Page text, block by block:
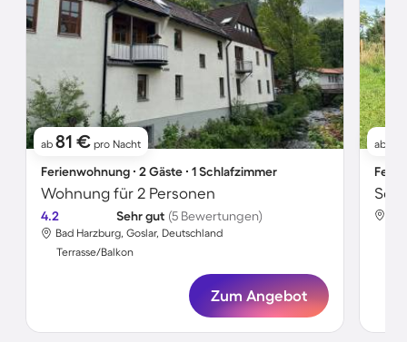
ab 81 € pro Nacht
Ferienwohnung ∙ 2 Gäste ∙ 1 Schlafzimmer
Wohnung für 2 Personen
4.2 Sehr gut (5 Bewertungen)
Bad Harzburg, Goslar, Deutschland
Terrasse/Balkon
Zum Angebot
ab